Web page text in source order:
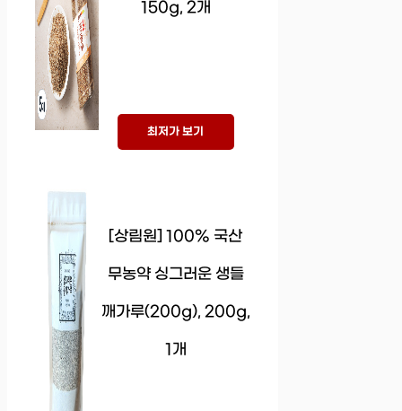
150g, 2개
최저가 보기
[상림원] 100% 국산
무농약 싱그러운 생들
깨가루(200g), 200g,
1개